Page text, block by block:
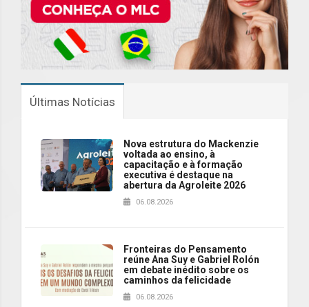
Últimas Notícias
Nova estrutura do Mackenzie
voltada ao ensino, à
capacitação e à formação
executiva é destaque na
abertura da Agroleite 2026
06.08.2026
Fronteiras do Pensamento
reúne Ana Suy e Gabriel Rolón
em debate inédito sobre os
caminhos da felicidade
06.08.2026